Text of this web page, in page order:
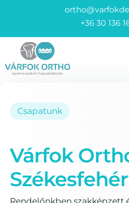
+36 30 136
Csapatunk
Várfok
Rendelőnkben szakképzett